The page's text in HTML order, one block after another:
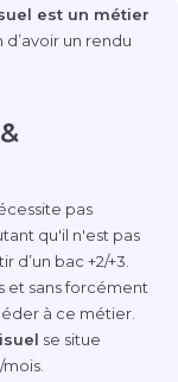
est un métier
d’avoir un rendu
pas
qu'il n'est pas
d’un bac +2/+3.
et sans forcément
à ce métier.
se situe